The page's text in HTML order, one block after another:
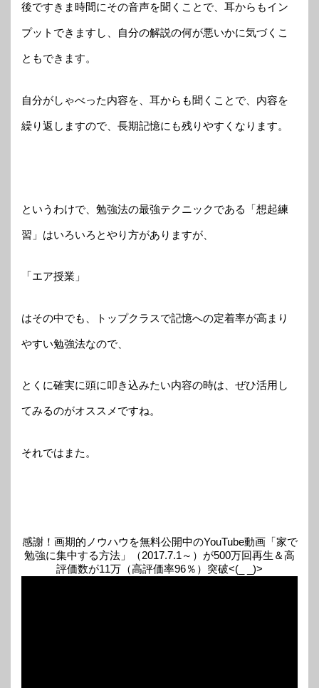
後ですきま時間にその音声を聞くことで、耳からもイン
プットできますし、自分の解説の何が悪いかに気づくこ
ともできます。
自分がしゃべった内容を、耳からも聞くことで、内容を
繰り返しますので、長期記憶にも残りやすくなります。
というわけで、勉強法の最強テクニックである「想起練
習」はいろいろとやり方がありますが、
「エア授業」
はその中でも、トップクラスで記憶への定着率が高まり
やすい勉強法なので、
とくに確実に頭に叩き込みたい内容の時は、ぜひ活用し
てみるのがオススメですね。
それではまた。
感謝！画期的ノウハウを無料公開中のYouTube動画「家で
勉強に集中する方法」（2017.7.1～）が500万回再生＆高
評価数が11万（高評価率96％）突破<(_ _)>